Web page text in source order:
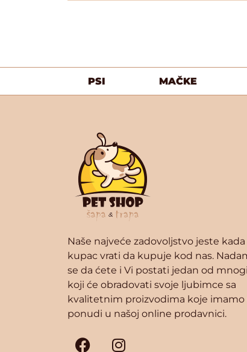
PSI MAČKE
Naše najveće zadovoljstvo jeste kada
kupac vrati da kupuje kod nas.
se da ćete i Vi postati jedan od
koji će obradovati svoje ljubimce sa
kvalitetnim proizvodima koje imamo
ponudi u našoj online prodavnici.